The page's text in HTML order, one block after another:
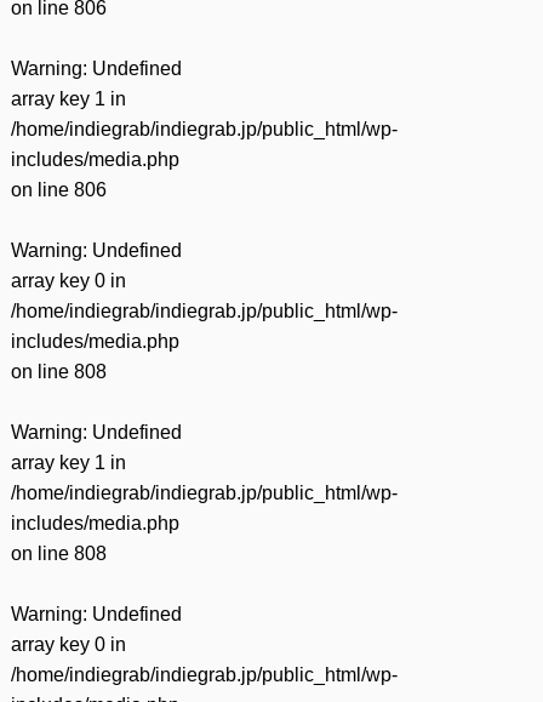
on line 806
Warning: Undefined
array key 1 in
/home/indiegrab/indiegrab.jp/public_html/wp-
includes/media.php
on line 806
Warning: Undefined
array key 0 in
/home/indiegrab/indiegrab.jp/public_html/wp-
includes/media.php
on line 808
Warning: Undefined
array key 1 in
/home/indiegrab/indiegrab.jp/public_html/wp-
includes/media.php
on line 808
Warning: Undefined
array key 0 in
/home/indiegrab/indiegrab.jp/public_html/wp-